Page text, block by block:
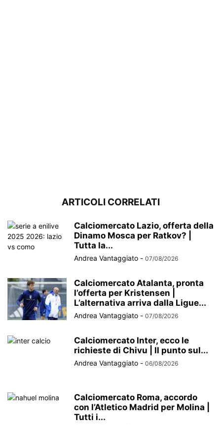
ARTICOLI CORRELATI
Calciomercato Lazio, offerta della
Dinamo Mosca per Ratkov? |
Tutta la...
Andrea Vantaggiato - 07/08/2026
Calciomercato Atalanta, pronta
l’offerta per Kristensen |
L’alternativa arriva dalla Ligue...
Andrea Vantaggiato - 07/08/2026
Calciomercato Inter, ecco le
richieste di Chivu | Il punto sul...
Andrea Vantaggiato - 06/08/2026
Calciomercato Roma, accordo
con l’Atletico Madrid per Molina |
Tutti i...